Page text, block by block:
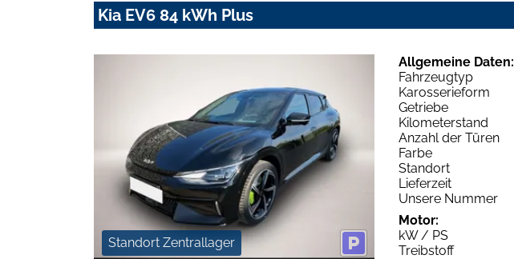
Kia EV6 84 kWh Plus
Standort Zentrallager
Allgemeine Daten:
Fahrzeugtyp
Karosserieform
Getriebe
Kilometerstand
Anzahl der Türen
Farbe
Standort
Lieferzeit
Unsere Nummer
Motor:
kW / PS
Treibstoff